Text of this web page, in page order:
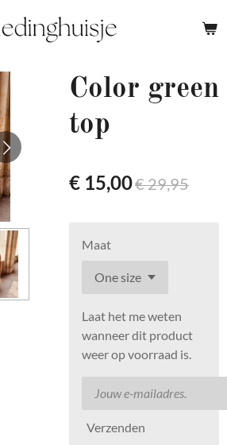
Color green
top
€ 15,00€ 29,95
Maat
Laat het me weten
wanneer dit product
weer op voorraad is.
Verzenden